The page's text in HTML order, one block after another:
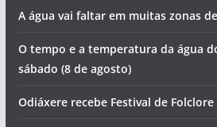
A água vai faltar em muitas zonas
O tempo e a temperatura da água
sábado (8 de agosto)
Odiáxere recebe Festival de Folclore